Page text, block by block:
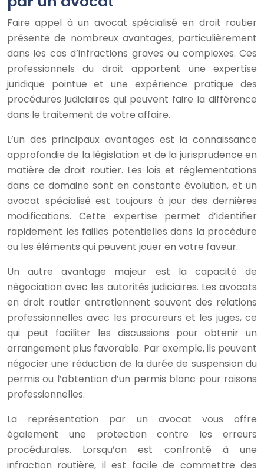
Faire appel à un avocat spécialisé en droit routier
présente de nombreux avantages, particulièrement
dans les cas d’infractions graves ou complexes. Ces
professionnels du droit apportent une expertise
juridique pointue et une expérience pratique des
procédures judiciaires qui peuvent faire la différence
dans le traitement de votre affaire.
L’un des principaux avantages est la connaissance
approfondie de la législation et de la jurisprudence en
matière de droit routier. Les lois et réglementations
dans ce domaine sont en constante évolution, et un
avocat spécialisé est toujours à jour des dernières
modifications. Cette expertise permet d’identifier
rapidement les failles potentielles dans la procédure
ou les éléments qui peuvent jouer en votre faveur.
Un autre avantage majeur est la capacité de
négociation avec les autorités judiciaires. Les avocats
en droit routier entretiennent souvent des relations
professionnelles avec les procureurs et les juges, ce
qui peut faciliter les discussions pour obtenir un
arrangement plus favorable. Par exemple, ils peuvent
négocier une réduction de la durée de suspension du
permis ou l’obtention d’un permis blanc pour raisons
professionnelles.
La représentation par un avocat vous offre
également une protection contre les erreurs
procédurales. Lorsqu’on est confronté à une
infraction routière, il est facile de commettre des